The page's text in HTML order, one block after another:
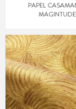
PAPEL
MAGINTUDE